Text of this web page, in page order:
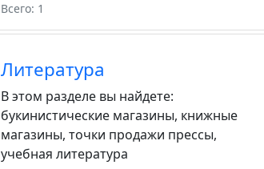
Всего: 1
Литература
В этом разделе вы найдете:
букинистические магазины, книжные
магазины,точки продажи прессы,
учебная литература